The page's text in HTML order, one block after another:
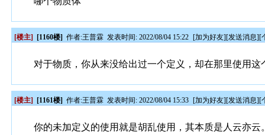
[楼主] [1160楼] 作者:王普霖 发表时间: 2022/08/04 15:22 [加为好友][发送消息][
对于物质，你从来没给出过一个定义，却在那里使用这
[楼主] [1161楼] 作者:王普霖 发表时间: 2022/08/04 15:33 [加为好友][发送消息][
你的未加定义的使用就是胡乱使用，其本质是人云亦云